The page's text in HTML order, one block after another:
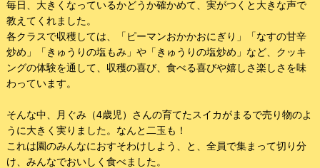
毎日、大きくなっているかどうか確かめて、実がつくと大きな声で
教えてくれました。
各クラスで収穫しては、「ピーマンおかかおにぎり」「なすの甘辛
炒め」「きゅうりの塩もみ」や「きゅうりの塩炒め」など、クッキ
ングの体験を通して、収穫の喜び、食べる喜びや嬉しさ楽しさを味
わっています。
そんな中、月ぐみ（4歳児）さんの育てたスイカがまるで売り物のよ
うに大きく実りました。なんと二玉も！
これは園のみんなにおすそわけしよう、と、全員で集まって切り分
け、みんなでおいしく食べました。